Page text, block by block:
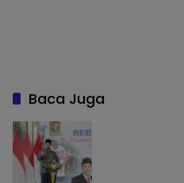
Baca Juga